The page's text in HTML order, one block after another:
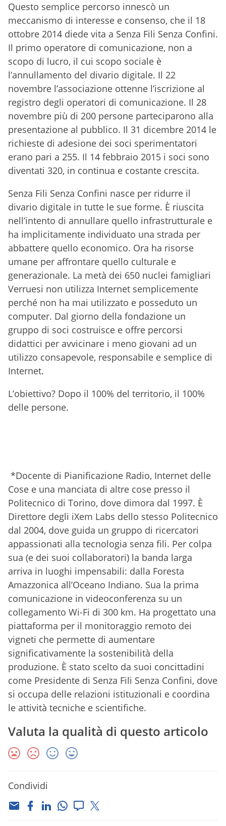
Questo semplice percorso innescò un
meccanismo di interesse e consenso, che il 18
ottobre 2014 diede vita a Senza Fili Senza Confini.
Il primo operatore di comunicazione, non a
scopo di lucro, il cui scopo sociale è
l’annullamento del divario digitale. Il 22
novembre l’associazione ottenne l’iscrizione al
registro degli operatori di comunicazione. Il 28
novembre più di 200 persone parteciparono alla
presentazione al pubblico. Il 31 dicembre 2014 le
richieste di adesione dei soci sperimentatori
erano pari a 255. Il 14 febbraio 2015 i soci sono
diventati 320, in continua e costante crescita.
Senza Fili Senza Confini nasce per ridurre il
divario digitale in tutte le sue forme. È riuscita
nell’intento di annullare quello infrastrutturale e
ha implicitamente individuato una strada per
abbattere quello economico. Ora ha risorse
umane per affrontare quello culturale e
generazionale. La metà dei 650 nuclei famigliari
Verruesi non utilizza Internet semplicemente
perché non ha mai utilizzato e posseduto un
computer. Dal giorno della fondazione un
gruppo di soci costruisce e offre percorsi
didattici per avvicinare i meno giovani ad un
utilizzo consapevole, responsabile e semplice di
Internet.
L’obiettivo? Dopo il 100% del territorio, il 100%
delle persone.
*Docente di Pianificazione Radio, Internet delle
Cose e una manciata di altre cose presso il
Politecnico di Torino, dove dimora dal 1997. È
Direttore degli iXem Labs dello stesso Politecnico
dal 2004, dove guida un gruppo di ricercatori
appassionati alla tecnologia senza fili. Per colpa
sua (e dei suoi collaboratori) la banda larga
arriva in luoghi impensabili: dalla Foresta
Amazzonica all’Oceano Indiano. Sua la prima
comunicazione in videoconferenza su un
collegamento Wi-Fi di 300 km. Ha progettato una
piattaforma per il monitoraggio remoto dei
vigneti che permette di aumentare
significativamente la sostenibilità della
produzione. È stato scelto da suoi concittadini
come Presidente di Senza Fili Senza Confini, dove
si occupa delle relazioni istituzionali e coordina
le attività tecniche e scientifiche.
Valuta la qualità di questo articolo
Condividi